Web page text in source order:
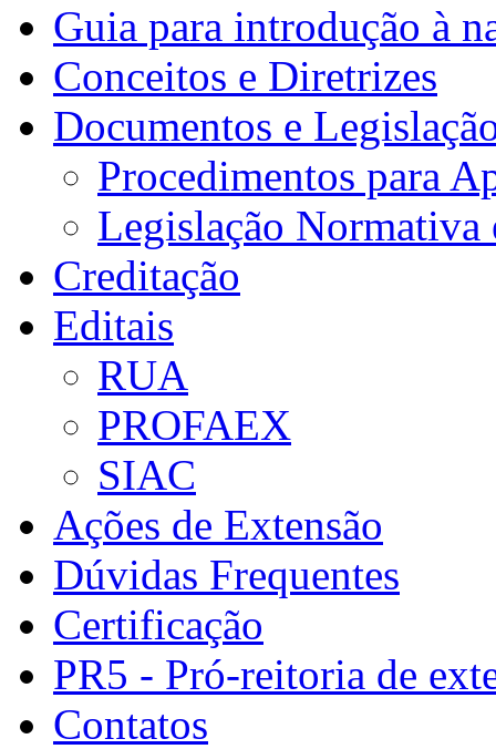
Guia para introdução à
Conceitos e Diretrizes
Documentos e
Procedimentos para
Legislação
Creditação
Editais
RUA
PROFAEX
SIAC
Ações de Extensão
Dúvidas Frequentes
Certificação
PR5 - Pró-reitoria de
Contatos